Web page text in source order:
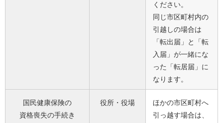
ください。
同じ市区町村内の
引越しの場合は
「転出届」と「転
入届」が一緒にな
った「転居届」に
なります。
国民健康保険の
資格喪失の手続き
役所・役場
ほかの市区町村へ
引っ越す場合は、